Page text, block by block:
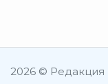
2026 © Редакция